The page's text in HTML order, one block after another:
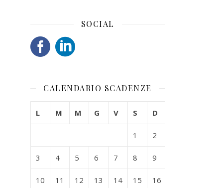
SOCIAL
CALENDARIO SCADENZE
L M M G V S D
1 2
3 4 5 6 7 8 9
10 11 12 13 14 15 16